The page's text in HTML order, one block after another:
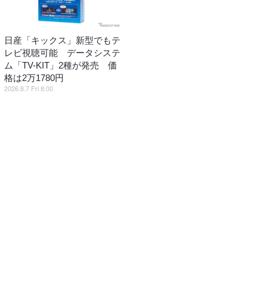
日産「キックス」新型でもテ
レビ視聴可能 データシステ
ム「TV-KIT」2種が発売 価
格は2万1780円
2026.8.7 Fri 8:00